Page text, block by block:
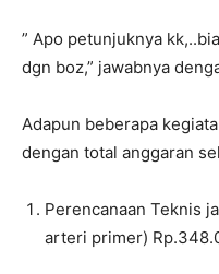
” Apo petunjuknya
dgn boz,” jawabnya
Adapun beberapa
dengan total anggaran
Perencanaan Teknis
arteri primer)